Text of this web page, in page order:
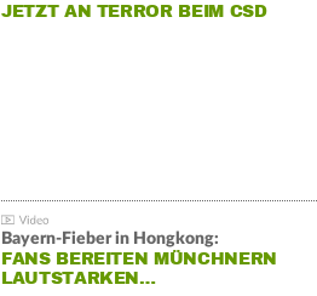
JETZT AN TERROR BEIM CSD
Bayern-Fieber in Hongkong:
FANS BEREITEN MÜNCHNERN
LAUTSTARKEN…